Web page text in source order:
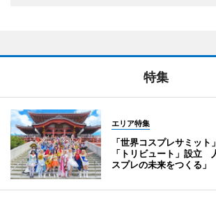
特集
エリア特集
「世界コスプレサミッ
「トリビュート」設立
スプレの未来をつくる」